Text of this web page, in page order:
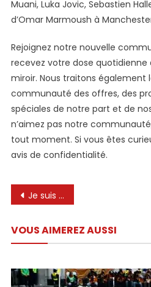
Muani, Luka Jovic, Sebastien
d’Omar Marmoush à
Rejoignez notre nouvelle
recevez votre dose
miroir. Nous traitons également
communauté des offres, des
spéciales de notre part et de
n’aimez pas notre
tout moment. Si vous êtes
avis de confidentialité.
Navigation
l’article
Je suis aimé de Lionel Messi et rejeté les rivaux de Chelsea – je pourrais maintenant remplacer Nicolas Jackson
VOUS AIMEREZ AUSSI